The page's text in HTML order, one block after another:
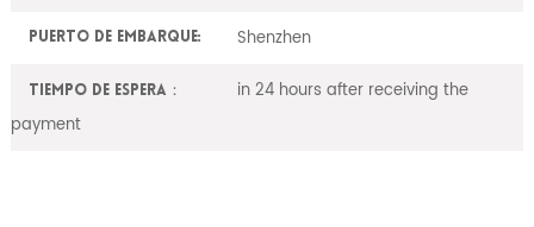
Puerto de embarque: Shenzhen
Tiempo de espera：
in 24 hours after receiving the
payment